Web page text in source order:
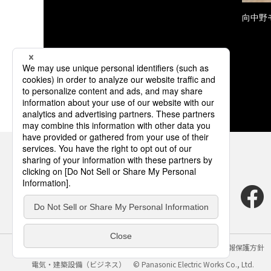
向中野
サイトのご利用にあたって クッキーポリシー
個人情報保護方針
電気・建築設備（ビジネス）
© Panasonic Electric Works Co., Ltd.